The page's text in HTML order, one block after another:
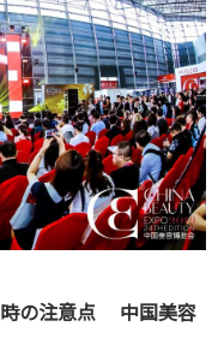
時の注意点 中国美容